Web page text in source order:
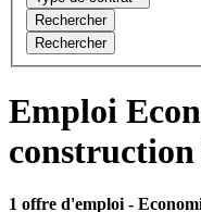
Rechercher
Rechercher
Emploi
1 offre d'emploi -